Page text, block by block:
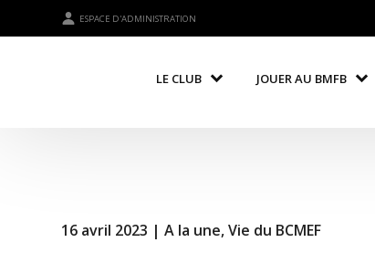
ESPACE D'ADMINISTRATION
LE CLUB JOUER AU BMFB
16 avril 2023 |A la une,Vie du BCMEF